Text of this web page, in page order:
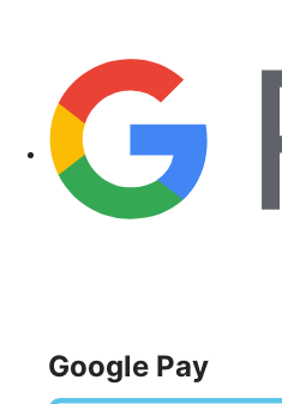
Google Pay